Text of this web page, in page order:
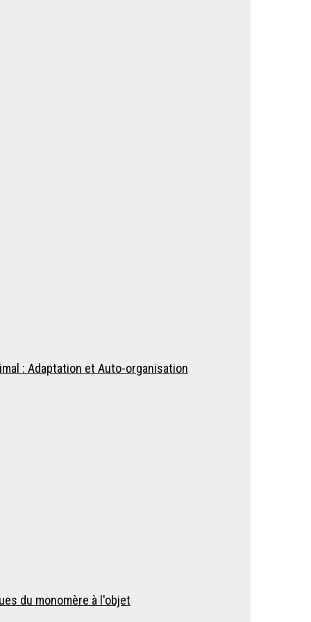
: Adaptation et Auto-organisation
du monomère à l'objet